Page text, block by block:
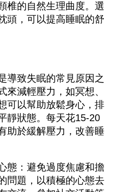
椎的自然生理曲度。選
頭，可以提高睡眠的舒
致失眠的常見原因之
來減輕壓力，如冥想、
可以幫助放鬆身心，排
靜狀態。每天花15-20
助於緩解壓力，改善睡
：避免過度焦慮和擔
問題，以積極的心態去